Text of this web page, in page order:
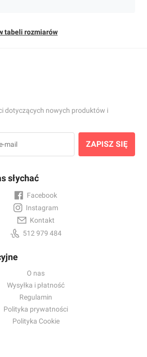
tabeli rozmiarów
słychać
Facebook
Instagram
Kontakt
512 979 484
O nas
Wysyłka i płatność
Regulamin
Polityka prywatności
Polityka Cookie
dotyczących nowych produktów i
ZAPISZ SIĘ